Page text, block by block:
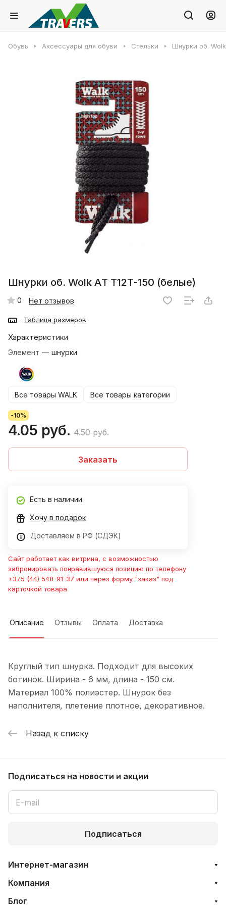
Обувь Аксессуары для обуви Стельки Шнурки об.
Шнурки об. Wolk АT Т12Т-150 (белые)
0 Нет отзывов
Таблица размеров
Характеристики
Элемент — шнурки
Все товары WALK Все товары категории
-10%
4.05 руб. 4.50 руб.
Заказать
Есть в наличии
Хочу в подарок
Доставляем в РФ (СДЭК)
Сайт работает как витрина, с возможностью
забронировать понравившуюся позицию по телефону
+375 (44) 548-91-37 или через форму "заказ" под
карточкой товара
Описание Отзывы Оплата Доставка
Круглый тип шнурка. Подходит для высоких
ботинок. Ширина - 6 мм, длина - 150 см.
Материал 100% полиэстер. Шнурок без
наполнителя, плетение плотное, декоративное.
Назад к списку
Подписаться на новости и акции
Подписаться
Интернет-магазин
Компания
Блог